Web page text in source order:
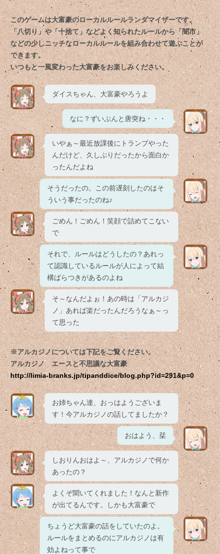
このゲームは大富豪のローカルルールランダマイザーです。
「八切り」や「十捨て」などよく知られたルールから「闇市」
などの少しニッチなローカルルールを組み合わせて遊ぶことが
できます。
いつもと一風変わった大富豪をお楽しみください。
ダイスちゃん、大富豪やろうよ
なに？ずいぶんと唐突ね・・・
いやぁ～最近放課後にトランプやった
んだけど、久しぶりだったから面白か
ったんだよね
そうだったの。この前遅刻したのはそ
ういう事だったのね♪
ごめん！ごめん！笑顔で詰めてこない
で
それで、ルールはどうしたの？あれっ
て認識しているルールが人によって結
構ばらつきがあるのよね
そ～なんだよぉ！あの時は「アルカジ
ノ」あれば楽だったんだろうなぁ～っ
て思った
※アルカジノについては下記をご覧ください。
アルカジノ エースと不思議な大富豪
http://limia-branks.jp/tipanddice/blog.php?id=291&p=0
お姉ちゃん達、おっはようございま
す！今アルカジノの話してましたか？
おはよう、栞
しおりんおはよ～、アルカジノで何か
あったの？
よくぞ聞いてくれました！なんと新作
が出てるんです。しかも大富豪で
ちょうど大富豪の話をしていたのよ。
ルールをまとめるのにアルカジノは有
効よねって事で